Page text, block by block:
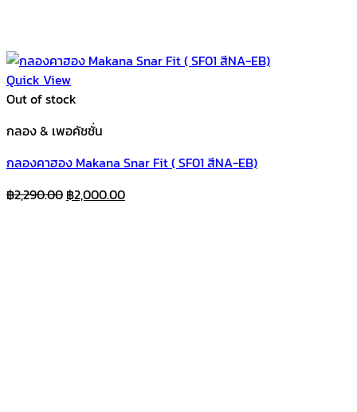
Quick View
Out of stock
กลอง & เพอคัชชั่น
กลองคาฮอง Makana Snar Fit ( SF01 สีNA-EB)
฿2,290.00 Original
฿2,000.00Current